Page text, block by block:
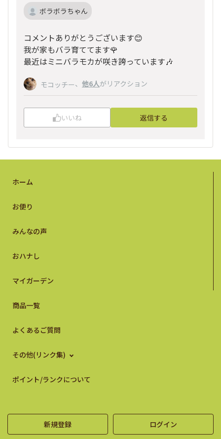
ボラボラちゃん
コメントありがとうございます😊
我が家もバラ育ててます🌹
最近はミニバラモカが咲き誇っています🎶
モコッチー、 他6人がリアクション
いいね 返信する
ホーム
お便り
みんなの声
おハナし
マイガーデン
商品一覧
よくあるご質問
その他(リンク集)
ポイント/ランクについて
新規登録 ログイン